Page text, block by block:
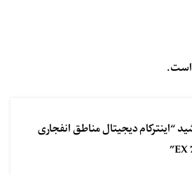
است.
“اینترکام دیجیتال مناطق انفجاری